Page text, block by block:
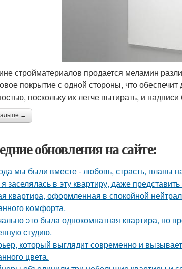
стройматериалов продается меламин
покрытие с одной стороны, что
поскольку их легче вытирать, и надписи
→
обновления на сайте:
мы были вместе - любовь, страсть, планы
я заселялась в эту квартиру, даже
квартира, оформленная в спокойной
комфорта.
это была однокомнатная квартира, но
студию.
который выглядит современно и
цвета.